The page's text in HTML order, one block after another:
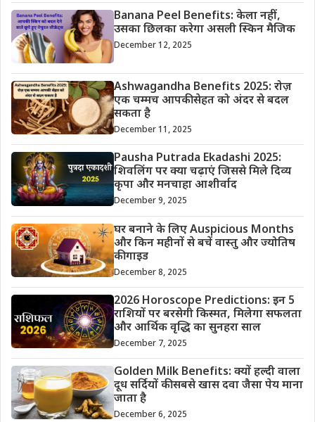
Banana Peel Benefits: केला नहीं,
उसका छिलका करेगा असली स्किन मैजिक
December 12, 2025
Ashwagandha Benefits 2025: रोज़
एक चम्मच आपकी सेहत को अंदर से बदल
सकता है
December 11, 2025
Pausha Putrada Ekadashi 2025:
शिवलिंग पर क्या चढ़ाएं जिससे मिले दिव्य
कृपा और मनचाहा आशीर्वाद
December 9, 2025
घर बनाने के लिए Auspicious Months
और किन महीनों से बचें वास्तु और ज्योतिष
की गाइड
December 8, 2025
2026 Horoscope Predictions: इन 5
राशियों पर बरसेगी किस्मत, मिलेगा सफलता
और आर्थिक वृद्धि का सुनहरा साल
December 7, 2025
Golden Milk Benefits: क्यों हल्दी वाला
दूध सर्दियों की सबसे खास दवा जैसा पेय माना
जाता है
December 6, 2025